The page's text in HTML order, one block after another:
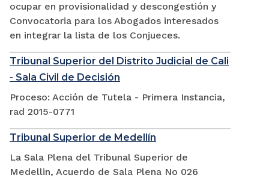
ocupar en provisionalidad y descongestión y
Convocatoria para los Abogados interesados
en integrar la lista de los Conjueces.
Tribunal Superior del Distrito Judicial de Cali
- Sala Civil de Decisión
Proceso: Acción de Tutela - Primera Instancia,
rad 2015-0771
Tribunal Superior de Medellín
La Sala Plena del Tribunal Superior de
Medellin, Acuerdo de Sala Plena No 026